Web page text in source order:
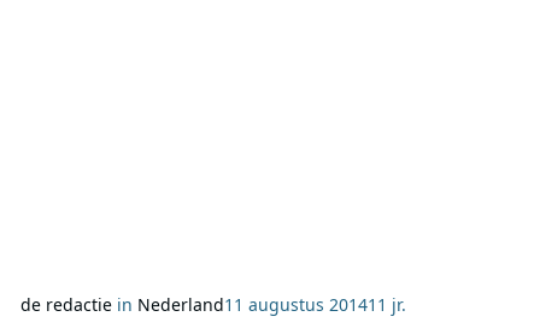
de redactiein Nederland11 augustus 201411 jr.